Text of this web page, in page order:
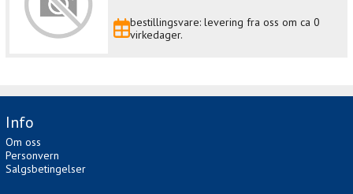
bestillingsvare: levering fra oss om ca 0
virkedager.
Info
Om oss
Personvern
Salgsbetingelser